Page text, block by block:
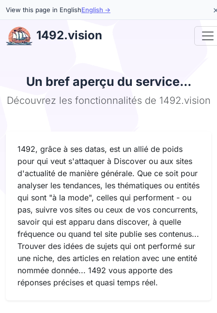
View this page in EnglishEnglish →
1492.vision
Un bref aperçu du service...
Découvrez les fonctionnalités de 1492.vision
1492, grâce à ses datas, est un allié de poids
pour qui veut s'attaquer à Discover ou aux sites
d'actualité de manière générale. Que ce soit pour
analyser les tendances, les thématiques ou entités
qui sont "à la mode", celles qui performent - ou
pas, suivre vos sites ou ceux de vos concurrents,
savoir qui est apparu dans discover, à quelle
fréquence ou quand tel site publie ses contenus...
Trouver des idées de sujets qui ont performé sur
une niche, des articles en relation avec une entité
nommée donnée... 1492 vous apporte des
réponses précises et quasi temps réel.